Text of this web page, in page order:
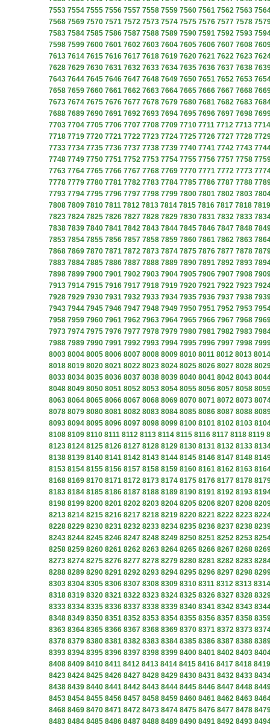
7553 7554 7555 7556 7557 7558 7559 7560 7561 7562 7563
7568 7569 7570 7571 7572 7573 7574 7575 7576 7577 7578
7583 7584 7585 7586 7587 7588 7589 7590 7591 7592 7593
7598 7599 7600 7601 7602 7603 7604 7605 7606 7607 7608
7613 7614 7615 7616 7617 7618 7619 7620 7621 7622 7623
7628 7629 7630 7631 7632 7633 7634 7635 7636 7637 7638
7643 7644 7645 7646 7647 7648 7649 7650 7651 7652 7653
7658 7659 7660 7661 7662 7663 7664 7665 7666 7667 7668
7673 7674 7675 7676 7677 7678 7679 7680 7681 7682 7683
7688 7689 7690 7691 7692 7693 7694 7695 7696 7697 7698
7703 7704 7705 7706 7707 7708 7709 7710 7711 7712 7713 7714
7718 7719 7720 7721 7722 7723 7724 7725 7726 7727 7728
7733 7734 7735 7736 7737 7738 7739 7740 7741 7742 7743
7748 7749 7750 7751 7752 7753 7754 7755 7756 7757 7758
7763 7764 7765 7766 7767 7768 7769 7770 7771 7772 7773
7778 7779 7780 7781 7782 7783 7784 7785 7786 7787 7788
7793 7794 7795 7796 7797 7798 7799 7800 7801 7802 7803
7808 7809 7810 7811 7812 7813 7814 7815 7816 7817 7818 7819
7823 7824 7825 7826 7827 7828 7829 7830 7831 7832 7833
7838 7839 7840 7841 7842 7843 7844 7845 7846 7847 7848
7853 7854 7855 7856 7857 7858 7859 7860 7861 7862 7863
7868 7869 7870 7871 7872 7873 7874 7875 7876 7877 7878
7883 7884 7885 7886 7887 7888 7889 7890 7891 7892 7893
7898 7899 7900 7901 7902 7903 7904 7905 7906 7907 7908
7913 7914 7915 7916 7917 7918 7919 7920 7921 7922 7923
7928 7929 7930 7931 7932 7933 7934 7935 7936 7937 7938
7943 7944 7945 7946 7947 7948 7949 7950 7951 7952 7953
7958 7959 7960 7961 7962 7963 7964 7965 7966 7967 7968
7973 7974 7975 7976 7977 7978 7979 7980 7981 7982 7983
7988 7989 7990 7991 7992 7993 7994 7995 7996 7997 7998
8003 8004 8005 8006 8007 8008 8009 8010 8011 8012 8013 8014
8018 8019 8020 8021 8022 8023 8024 8025 8026 8027 8028
8033 8034 8035 8036 8037 8038 8039 8040 8041 8042 8043
8048 8049 8050 8051 8052 8053 8054 8055 8056 8057 8058
8063 8064 8065 8066 8067 8068 8069 8070 8071 8072 8073
8078 8079 8080 8081 8082 8083 8084 8085 8086 8087 8088
8093 8094 8095 8096 8097 8098 8099 8100 8101 8102 8103
8108 8109 8110 8111 8112 8113 8114 8115 8116 8117 8118 8119
8123 8124 8125 8126 8127 8128 8129 8130 8131 8132 8133
8138 8139 8140 8141 8142 8143 8144 8145 8146 8147 8148
8153 8154 8155 8156 8157 8158 8159 8160 8161 8162 8163
8168 8169 8170 8171 8172 8173 8174 8175 8176 8177 8178
8183 8184 8185 8186 8187 8188 8189 8190 8191 8192 8193
8198 8199 8200 8201 8202 8203 8204 8205 8206 8207 8208
8213 8214 8215 8216 8217 8218 8219 8220 8221 8222 8223
8228 8229 8230 8231 8232 8233 8234 8235 8236 8237 8238
8243 8244 8245 8246 8247 8248 8249 8250 8251 8252 8253
8258 8259 8260 8261 8262 8263 8264 8265 8266 8267 8268
8273 8274 8275 8276 8277 8278 8279 8280 8281 8282 8283
8288 8289 8290 8291 8292 8293 8294 8295 8296 8297 8298
8303 8304 8305 8306 8307 8308 8309 8310 8311 8312 8313 8314
8318 8319 8320 8321 8322 8323 8324 8325 8326 8327 8328
8333 8334 8335 8336 8337 8338 8339 8340 8341 8342 8343
8348 8349 8350 8351 8352 8353 8354 8355 8356 8357 8358
8363 8364 8365 8366 8367 8368 8369 8370 8371 8372 8373
8378 8379 8380 8381 8382 8383 8384 8385 8386 8387 8388
8393 8394 8395 8396 8397 8398 8399 8400 8401 8402 8403
8408 8409 8410 8411 8412 8413 8414 8415 8416 8417 8418 8419
8423 8424 8425 8426 8427 8428 8429 8430 8431 8432 8433
8438 8439 8440 8441 8442 8443 8444 8445 8446 8447 8448
8453 8454 8455 8456 8457 8458 8459 8460 8461 8462 8463
8468 8469 8470 8471 8472 8473 8474 8475 8476 8477 8478
8483 8484 8485 8486 8487 8488 8489 8490 8491 8492 8493